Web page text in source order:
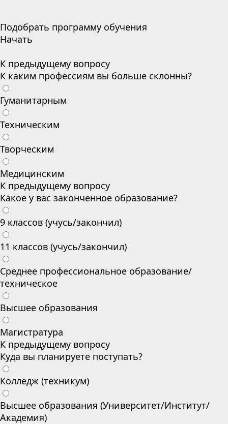
Подобрать программу обучения
Начать
К предыдущему вопросу
К каким профессиям вы больше склонны?
Гуманитарным
Техническим
Творческим
Медицинским
К предыдущему вопросу
Какое у вас законченное образование?
9 классов (учусь/закончил)
11 классов (учусь/закончил)
Среднее профессиональное образование/
техническое
Высшее образования
Магистратура
К предыдущему вопросу
Куда вы планируете поступать?
Колледж (техникум)
Высшее образования (Университет/Институт/
Академия)